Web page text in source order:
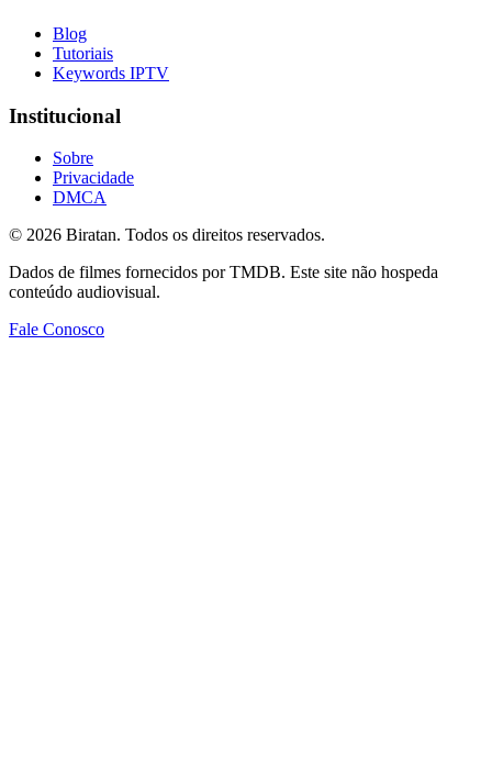
Blog
Tutoriais
Keywords IPTV
Institucional
Sobre
Privacidade
DMCA
© 2026 Biratan. Todos os direitos reservados.
Dados de filmes fornecidos por TMDB. Este site não hospeda
conteúdo audiovisual.
Fale Conosco